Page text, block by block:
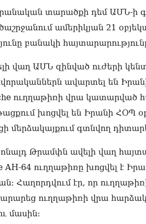
տարածքի դեմ ԱՄՆ-ի
ամերիկյան 21
բանակի
վաղ ԱՄՆ զինված ուժերի
ավարտել են
ուղղաթիռի վրա կատարված
խոցվել են Իրանի ՀՕՊ
մերձակայքում գտնվող
Թրամփն ավելի վաղ
AH-64 ուղղաթիռը խոցվել է
Հաղորդվում էր, որ ուղղաթիռի
ուղղաթիռի վրա
մասին։